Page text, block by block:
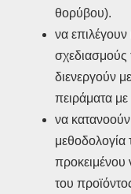
θορύβου).
να
σχεδιασμούς
διενεργούν
πειράματα
να
μεθοδολογία
προκειμένου
του